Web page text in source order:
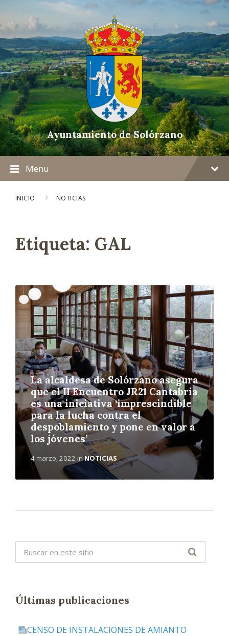
Ayuntamiento de Solórzano
Menu
INICIO NOTICIAS
Etiqueta: GAL
La alcaldesa de Solórzano asegura
que el II Encuentro JR21 Cantabria
es una iniciativa ‘imprescindible
para la lucha contra el
despoblamiento y pone en valor a
los jóvenes’
4 marzo, 2022 inNOTICIAS
L
e
e
m
s
Últimas publicaciones
CENSO DE INSTALACIONES DE AMIANTO